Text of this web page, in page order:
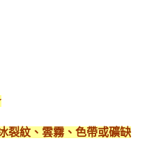
裂紋、雲霧、色帶或礦缺